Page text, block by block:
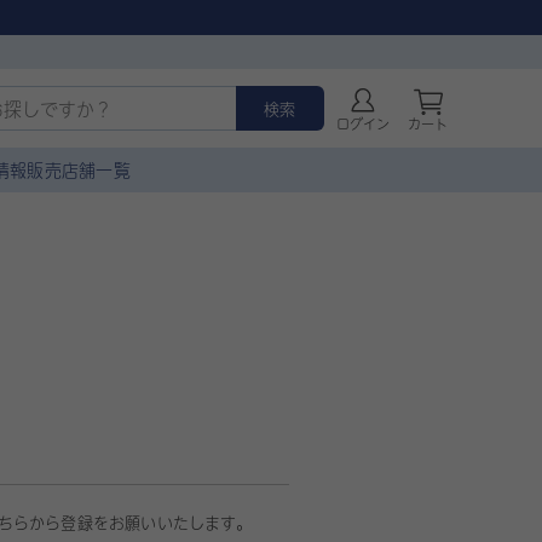
検索
ログイン カート
報販売店舗一覧
から登録をお願いいたします。